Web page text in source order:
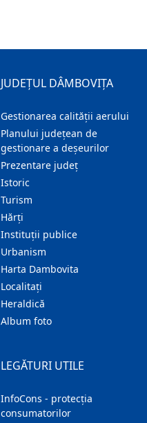
JUDEȚUL DÂMBOVIȚA
Gestionarea calității aerului
Planului județean de
gestionare a deșeurilor
Prezentare judeţ
Istoric
Turism
Hărţi
Instituţii publice
Urbanism
Harta Dambovita
Localitaţi
Heraldică
Album foto
LEGĂTURI UTILE
InfoCons - protecția
consumatorilor